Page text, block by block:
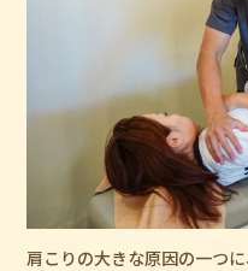
肩こりの大きな原因の一つ